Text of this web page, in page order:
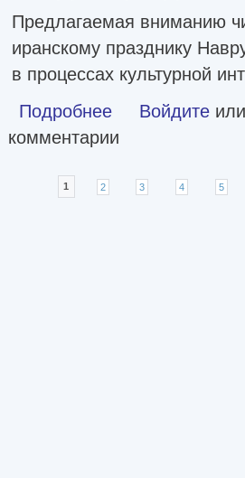
Предлагаемая вниманию
иранскому празднику
в процессах культурной
Подробнее о Навруз: праздник,
Войдите или
комментарии
Страницы
1 2 3 4 5